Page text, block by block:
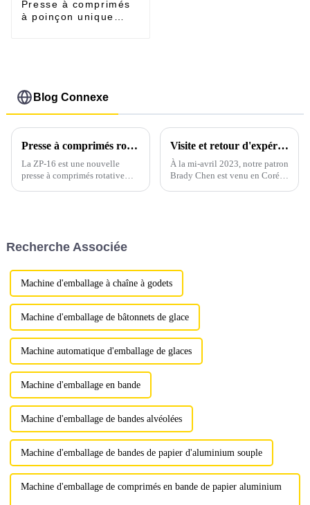
Presse à comprimés
à poinçon unique
Blog Connexe
Presse à comprimés rotative ZP-16, nouvelle arrivée, pour la fabrication de comprimés de grande taille
La ZP-16 est une nouvelle
presse à comprimés rotative
premières granulaires.
Visite et retour d'expérience des douaniers coréens
À la mi-avril 2023, notre patron
Brady Chen est venu en Corée
Recherche Associée
Machine d'emballage à chaîne à godets
Machine d'emballage de bâtonnets de glace
Machine automatique d'emballage de glaces
Machine d'emballage en bande
Machine d'emballage de bandes alvéolées
Machine d'emballage de bandes de papier d'aluminium souple
Machine d'emballage de comprimés en bande de papier aluminium